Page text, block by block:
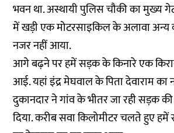
भवन था. अस्थायी पुलिस चौकी का मुख्य
में खड़ी एक मोटरसाइकिल के अलावा अन्य
नजर नहीं आया.
आगे बढ़ने पर हमें सड़क के किनारे एक
आई. यहां इंद्र मेघवाल के पिता देवाराम का
दुकानदार ने गांव के भीतर जा रही सड़क
दिया. करीब सवा किलोमीटर चलते हुए